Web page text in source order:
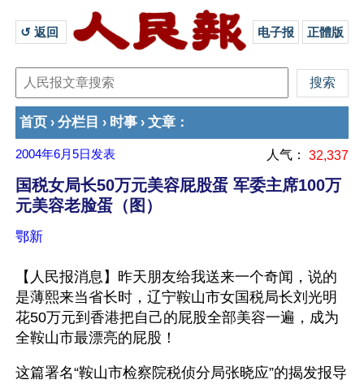
↺ 返回 电子报 正體版
首页 › 分栏目 › 时事 › 文章 ：
2004年6月5日 发表 人气： 32,337
国税女局长50万元美容屁股蛋 军委主席100万
元美容老脸蛋（图）
鄂新
【人民报消息】昨天朋友给我送来一个奇闻，说的
是薄熙来当省长时，辽宁鞍山市女国税局长刘光明
花50万元到香港把自己的屁股全部美容一遍，成为
全鞍山市最漂亮的屁股！
这篇署名“鞍山市检察院税侦分局张晓应”的揭发报导